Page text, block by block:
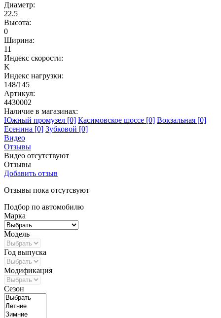
Диаметр:
22.5
Высота:
0
Ширина:
11
Индекс скорости:
K
Индекс нагрузки:
148/145
Артикул:
4430002
Наличие в магазинах:
Южный промузел [0] Касимовское шоссе [0] Вокзальная [0]
Есенина [0] Зубковой [0]
Видео
Отзывы
Видео отсутствуют
Отзывы
Добавить отзыв
Отзывы пока отсутсвуют
Подбор по автомобилю
Марка
Модель
Год выпуска
Модификация
Сезон